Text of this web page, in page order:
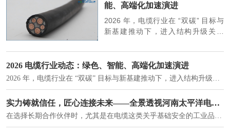
能、高端化加速演进
2026 年，电缆行业在 “双碳” 目标与
新基建推动下，进入结构升级关键
大清晰趋势，市场格局持续优化。
2026 电缆行业动态：绿色、智能、高端化加速演进
实力铸就信任，匠心连接未来——全景透视河南太平洋电缆厂
在选择长期合作伙伴时，尤其是在电缆这类关乎基础安全的工业品上，供应商的“内在实力”远比一纸报价单更重要。今天，我们邀请您“云参观”河南太平洋电缆厂，透过每一个细节，看我们如何将“可靠”二字，铸入每一米电缆。